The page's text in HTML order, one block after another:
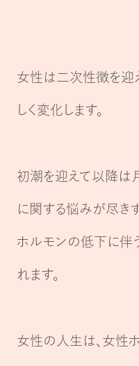
女性は二次性徴を迎
しく変化します。
初潮を迎えて以降は
に関する悩みが尽きず
ホルモンの低下に伴
れます。
女性の人生は、女性